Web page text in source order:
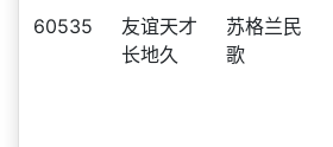
60535
友谊天才
长地久
苏格兰民
歌